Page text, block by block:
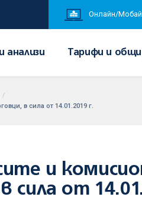
Онлайн/
анализи Тарифи и общи
/
в сила от 14.01.2019 г.
и
сила от